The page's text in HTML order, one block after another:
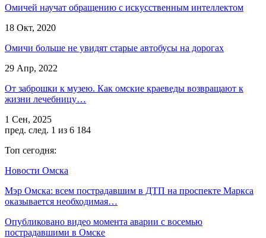
Омичей научат обращению с искусственным интеллектом
18 Окт, 2020
Омичи больше не увидят старые автобусы на дорогах
29 Апр, 2022
От заброшки к музею. Как омские краеведы возвращают к
жизни лечебницу…
1 Сен, 2025
пред. след. 1 из 6 184
Топ сегодня:
Новости Омска
Мэр Омска: всем пострадавшим в ДТП на проспекте Маркса
оказывается необходимая…
Опубликовано видео момента аварии с восемью
пострадавшими в Омске